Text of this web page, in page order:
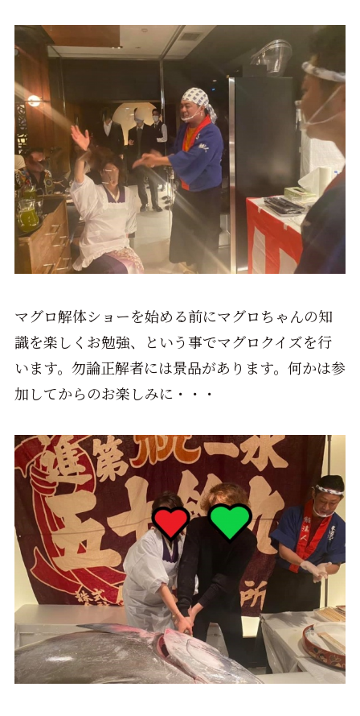
マグロ解体ショーを始める前にマグロちゃんの知
識を楽しくお勉強、という事でマグロクイズを行
います。勿論正解者には景品があります。何かは参
加してからのお楽しみに・・・